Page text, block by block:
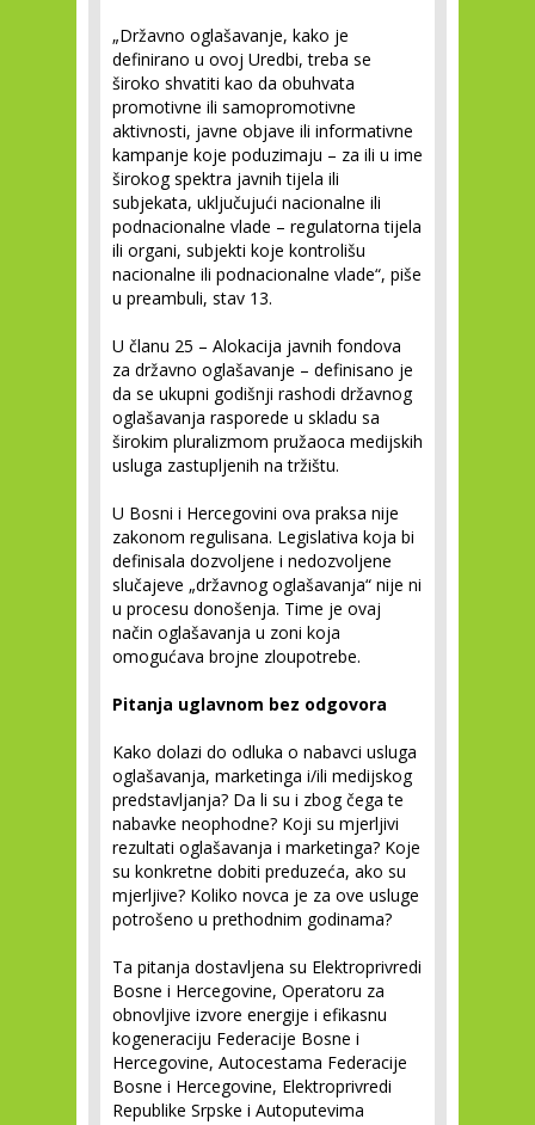
„Državno oglašavanje, kako je
definirano u ovoj Uredbi, treba se
široko shvatiti kao da obuhvata
promotivne ili samopromotivne
aktivnosti, javne objave ili informativne
kampanje koje poduzimaju – za ili u ime
širokog spektra javnih tijela ili
subjekata, uključujući nacionalne ili
podnacionalne vlade – regulatorna tijela
ili organi, subjekti koje kontrolišu
nacionalne ili podnacionalne vlade“, piše
u preambuli, stav 13.
U članu 25 – Alokacija javnih fondova
za državno oglašavanje – definisano je
da se ukupni godišnji rashodi državnog
oglašavanja rasporede u skladu sa
širokim pluralizmom pružaoca medijskih
usluga zastupljenih na tržištu.
U Bosni i Hercegovini ova praksa nije
zakonom regulisana. Legislativa koja bi
definisala dozvoljene i nedozvoljene
slučajeve „državnog oglašavanja“ nije ni
u procesu donošenja. Time je ovaj
način oglašavanja u zoni koja
omogućava brojne zloupotrebe.
Pitanja uglavnom bez odgovora
Kako dolazi do odluka o nabavci usluga
oglašavanja, marketinga i/ili medijskog
predstavljanja? Da li su i zbog čega te
nabavke neophodne? Koji su mjerljivi
rezultati oglašavanja i marketinga? Koje
su konkretne dobiti preduzeća, ako su
mjerljive? Koliko novca je za ove usluge
potrošeno u prethodnim godinama?
Ta pitanja dostavljena su Elektroprivredi
Bosne i Hercegovine, Operatoru za
obnovljive izvore energije i efikasnu
kogeneraciju Federacije Bosne i
Hercegovine, Autocestama Federacije
Bosne i Hercegovine, Elektroprivredi
Republike Srpske i Autoputevima